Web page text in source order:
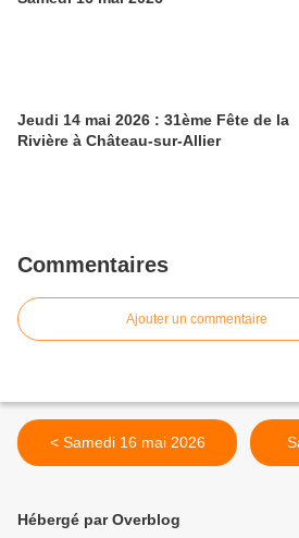
Jeudi 14 mai 2026 : 31ème Fête de la
Rivière à Château-sur-Allier
Commentaires
Ajouter un commentaire
< Samedi 16 mai 2026
Hébergé par Overblog